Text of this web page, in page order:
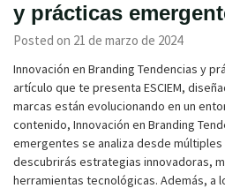
y prácticas
Posted on 21 de marzo de 2024
Innovación en Branding Tendencias y
artículo que te presenta ESCIEM,
marcas están evolucionando en un
contenido, Innovación en Branding
emergentes se analiza desde
descubrirás estrategias innovadoras,
herramientas tecnológicas. Además, a